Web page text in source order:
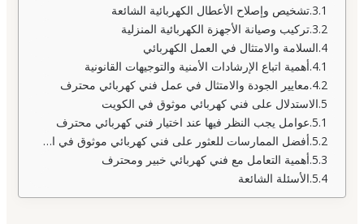
تشخيص وإصلاح الأعطال الكهربائية الشائعة
تركيب وصيانة الأجهزة الكهربائية المنزلية
السلامة والامتثال في العمل الكهربائي
أهمية اتباع الإرشادات الأمنية والتوجيهات القانونية
معايير الجودة والامتثال في عمل فني كهربائي محترف
الاستدلال على فني كهربائي موثوق في الكويت
عوامل يجب النظر فيها عند اختيار فني كهربائي محترف
أفضل الممارسات للعثور على فني كهربائي موثوق في الكويت
أهمية التعامل مع فني كهربائي خبير ومحترف
الأسئلة الشائعة